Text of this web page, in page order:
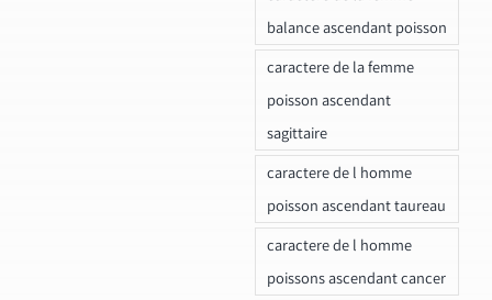
balance ascendant poisson
caractere de la femme
poisson ascendant
sagittaire
caractere de l homme
poisson ascendant taureau
caractere de l homme
poissons ascendant cancer